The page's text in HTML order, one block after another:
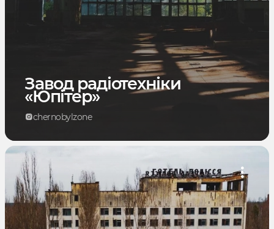
Завод радіотехніки
«Юпітер»
chernobylzone